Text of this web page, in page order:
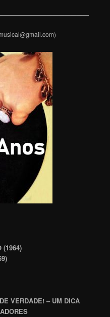
(1964)
VERDADE! – UM DICA